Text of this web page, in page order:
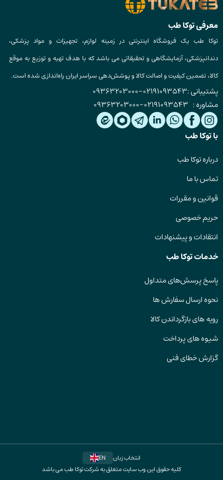
معرفی توکا طب
توکا طب یک فروشگاه اینترنتی در زمینه لوازم، تجهیزات و مواد پزشکی،
دندانپزشکی، آزمایشگاهی و تحقیقاتی می باشد که با هدف تهیه و توزیع به موقع
کالا، تضمین کیفیت و اصالت کالا و پوشش‌دهی سراسر ایران راه‌اندازی شده است.
پشتیبانی :02191093543
-
09363203000
مشاوره : 02191093543
-
09363203000
با توکا طب
درباره توکا طب
تماس با ما
قوانین و مقررات
حریم خصوصی
انتقادات و پیشنهادات
خدمات توکا طب
پاسخ پرسش‌های متداول
نحوه ارسال سفارش ها
رویه های بازگرداندن کالا
شیوه های پرداخت
گزارش خطای فنی
انتخاب زبان
EN
کلیه حقوق این وب سایت متعلق به شرکت توکا طب می باشد